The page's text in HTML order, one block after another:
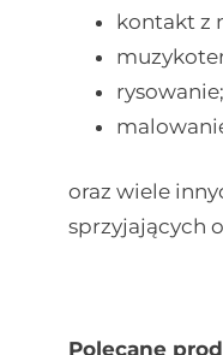
kontakt z
rysowanie;
oraz wiele
sprzyjających
Polecane